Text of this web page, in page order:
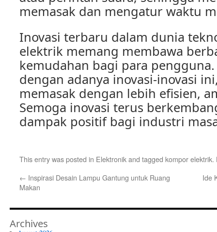
memasak dan mengatur waktu
Inovasi terbaru dalam dunia
elektrik memang membawa
kemudahan bagi para
dengan adanya inovasi-inovasi
memasak dengan lebih efisien,
Semoga inovasi terus
dampak positif bagi industri
This entry was posted in Elektronikand tagged kompor elektrik.
← Inspirasi Desain Lampu Gantung untuk Ruang
Makan
Ide
Archives